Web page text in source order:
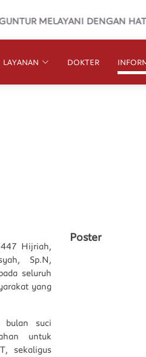
MELAYANI DENGAN HATI
LAYANAN DOKTER
Hijriah,
Sp.N,
seluruh
yang
bulan suci
untuk
sekaligus
Poster